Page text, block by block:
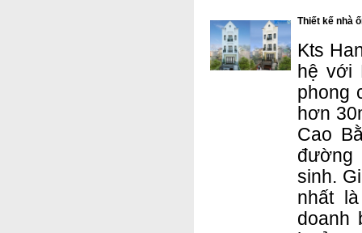
Thiết kế nhà
Kts
hệ với
phong
hơn
Cao
đường
sinh.
nhất
doanh